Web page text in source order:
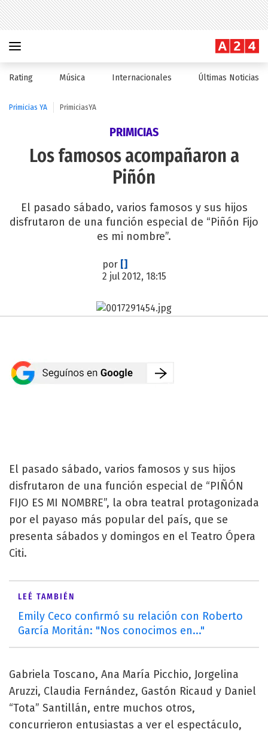
Rating Música Internacionales Últimas Noticias
Primicias YA PrimiciasYA
PRIMICIAS
Los famosos acompañaron a
Piñón
El pasado sábado, varios famosos y sus hijos
disfrutaron de una función especial de “Piñón Fijo
es mi nombre”.
por []
2 jul 2012, 18:15
El pasado sábado, varios famosos y sus hijos
disfrutaron de una función especial de “PIÑÓN
FIJO ES MI NOMBRE”, la obra teatral protagonizada
por el payaso más popular del país, que se
presenta sábados y domingos en el Teatro Ópera
Citi.
LEÉ TAMBIÉN
Emily Ceco confirmó su relación con Roberto
García Moritán: "Nos conocimos en..."
Gabriela Toscano, Ana María Picchio, Jorgelina
Aruzzi, Claudia Fernández, Gastón Ricaud y Daniel
“Tota” Santillán, entre muchos otros,
concurrieron entusiastas a ver el espectáculo,